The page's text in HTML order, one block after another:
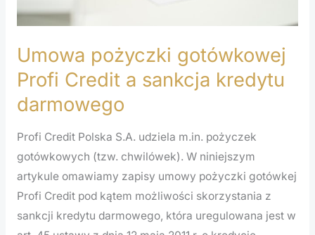
Umowa pożyczki gotówkowej
Profi Credit a sankcja kredytu
darmowego
Profi Credit Polska S.A. udziela m.in. pożyczek
gotówkowych (tzw. chwilówek). W niniejszym
artykule omawiamy zapisy umowy pożyczki gotówkej
Profi Credit pod kątem możliwości skorzystania z
sankcji kredytu darmowego, która uregulowana jest w
darmowego